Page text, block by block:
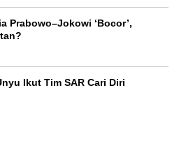
Prabowo–Jokowi ‘Bocor’,
Ikut Tim SAR Cari Diri